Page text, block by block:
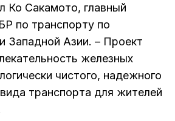
Ко Сакамото, главный
по транспорту по
Западной Азии. – Проект
железных
чистого, надежного
транспорта для жителей